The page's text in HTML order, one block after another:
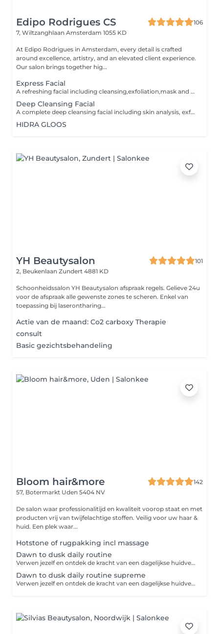
Edipo Rodrigues CS
106
7, Wiltzanghlaan Amsterdam 1055 KD
At Edipo Rodrigues in Amsterdam, every detail is crafted
around excellence, artistry, and an elevated client experience.
Our salon brings together hig...
Express Facial
A refreshing facial including cleansing,exfoliation,mask and hydration. perefcet for maintaining healthy,radiant skin.
Deep Cleansing Facial
A complete deep cleansing facial including skin analysis, exfoliation,extractions (if needed),soothing mask and hydration. Designed to deeply cleanse the skin, unclog pores and leave your complexion fresh, smooth and radiant.
HIDRA GLOOS
YH Beautysalon
101
2, Beukenlaan Zundert 4881 KD
Schoonheidssalon YH Beautysalon afspraak regels. Gelieve 24u
voor de afspraak alle gewenste zones te scheren. Enkel van
toepassing bij laserontharing...
Actie van de maand: Co2 carboxy Therapie
consult
Basic gezichtsbehandeling
Bloom hair&more
142
57, Botermarkt Uden 5404 NV
De salon waar professionalitijd en kwaliteit voorop staat en met
producten vrij van twijfelachtige stoffen. Veilig voor uw haar &
huid. Een plek waar...
Hotstone of rugpakking incl massage
Dawn to dusk daily routine
Verwen jezelf en ontdek de kracht van een dagelijkse huidverzorgingsroutine. Dit huidverzorgingsprogramma biedt alles wat je nodig hebt om jouw huid te voeden, te beschermen en te herstellen. Laat elke stap van jouw routine een moment van self-care zijn. Intake-huidanalyse-reinigen-dieptereinigen-masker-dagverzorging-persoonlijk advies.
Dawn to dusk daily routine supreme
Verwen jezelf en ontdek de kracht van een dagelijkse huidverzorgingsroutine. Dit huidverzorgingsprogramma biedt alles wat je nodig hebt om jouw huid te voeden, te beschermen, te herstellen en te verbeteren. Laat elke stap van jouw routine een moment van self-care zijn. Intake-huidanalyse-waxen van gezicht en wenkbrauwen-wenkbrauwen verven-reinigen-dieptereinigen-massage-masker-dagverzorging-persoonlijk advies.